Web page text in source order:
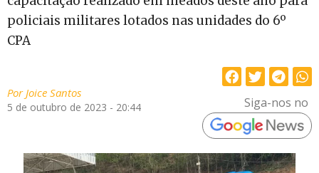
policiais militares lotados nas unidades do 6º
CPA
PorJoice Santos
5 de outubro de 2023 - 20:44 Siga-nos no